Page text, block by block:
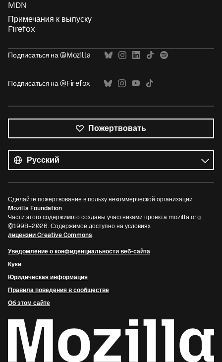
MDN
Примечания к выпуску
Firefox
Подписаться на @Mozilla
Подписаться на @Firefox
Пожертвовать
языки
Язык
Сделайте пожертвование в пользу некоммерческой организации
Mozilla Foundation.
Части этого содержимого созданы участниками проекта mozilla.org
©1998–2026. Содержимое доступно на условиях
лицензии Creative Commons.
Уведомление о конфиденциальности веб-сайта
Куки
Юридическая информация
Правила поведения в сообществе
Об этом сайте